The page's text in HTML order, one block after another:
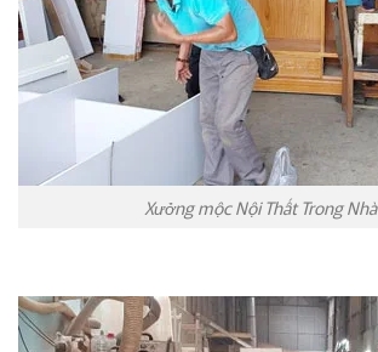
Xưởng mộc Nội Thất Trong Nhà